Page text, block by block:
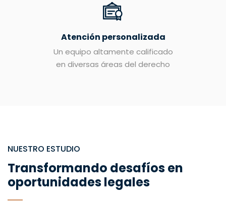
Atención personalizada
Un equipo altamente calificado
en diversas áreas del derecho
NUESTRO ESTUDIO
Transformando desafíos en
oportunidades legales